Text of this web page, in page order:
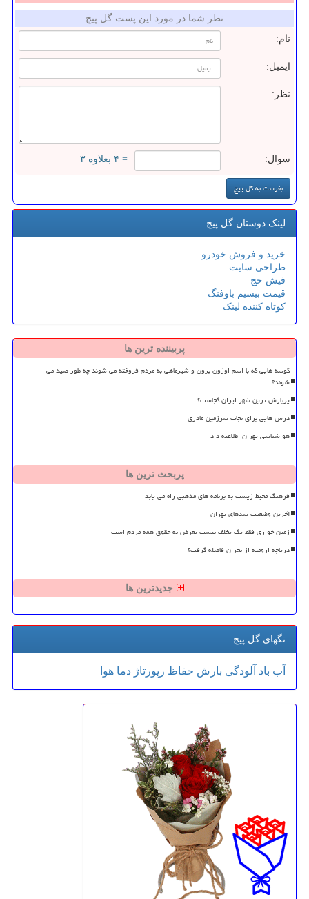
نظر شما در مورد این پست گل پیچ
نام:
ایمیل:
نظر:
سوال: = ۴ بعلاوه ۳
لینک دوستان گل پیچ
خرید و فروش خودرو
طراحی سایت
فیش حج
قیمت بیسیم باوفنگ
کوتاه کننده لینک
پربیننده ترین ها
کوسه هایی که با اسم اوزون برون و شیرماهی به مردم فروخته می شوند چه طور صید می
شوند؟
پربارش ترین شهر ایران کجاست؟
درس هایی برای نجات سرزمین مادری
هواشناسی تهران اطلاعیه داد
پربحث ترین ها
فرهنگ محیط زیست به برنامه های مذهبی راه می یابد
آخرین وضعیت سدهای تهران
زمین خواری فقط یک تخلف نیست تعرض به حقوق همه مردم است
دریاچه ارومیه از بحران فاصله گرفت؟
جدیدترین ها
تگهای گل پیچ
آب باد آلودگی بارش حفاظ رپورتاژ دما هوا